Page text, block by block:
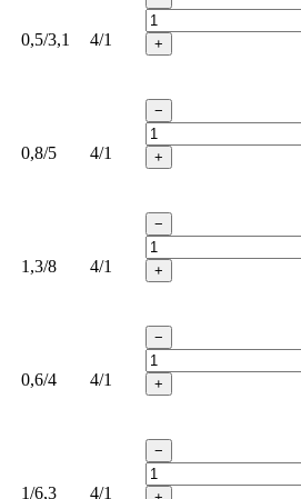
0,5/3,1 4/1 +
0,8/5 4/1
−
+
1,3/8 4/1
−
+
0,6/4 4/1
−
+
1/6,3 4/1
−